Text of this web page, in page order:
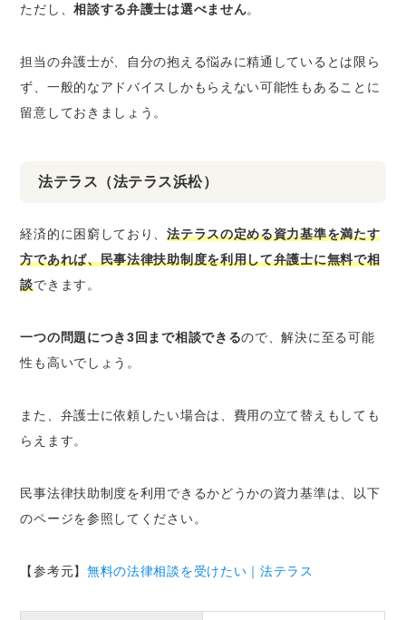
ただし、相談する弁護士は選べません。
担当の弁護士が、自分の抱える悩みに精通しているとは限ら
ず、一般的なアドバイスしかもらえない可能性もあることに
留意しておきましょう。
法テラス（法テラス浜松）
経済的に困窮しており、法テラスの定める資力基準を満たす
方であれば、民事法律扶助制度を利用して弁護士に無料で相
談できます。
一つの問題につき3回まで相談できるので、解決に至る可能
性も高いでしょう。
また、弁護士に依頼したい場合は、費用の立て替えもしても
らえます。
民事法律扶助制度を利用できるかどうかの資力基準は、以下
のページを参照してください。
【参考元】 無料の法律相談を受けたい｜法テラス